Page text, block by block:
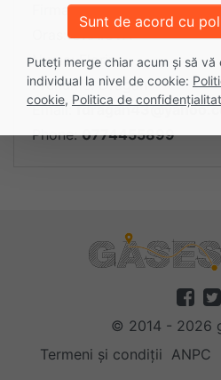
Firma: Unitate Militara
Oras: CRAIOVA
Nume: Florin
Prenume: Dragan
Email:
Phone:0774455899
© 2014 - 2026
Termeni și condiții ANPC
Sunt de acord cu
Puteți merge chiar acum și să
individual la nivel de cookie:
cookie, Politica de